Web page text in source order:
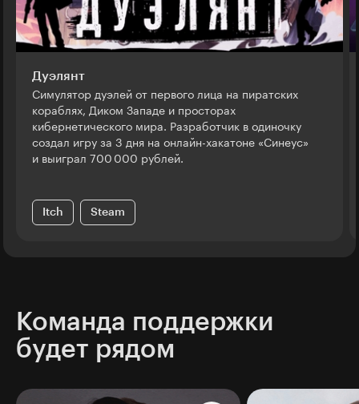
Дуэлянт
Симулятор дуэлей от первого лица на пиратских
кораблях, Диком Западе и просторах
кибернетического мира. Разработчик в одиночку
создал игру за 3 дня на онлайн-хакатоне «Синеус»
и выиграл 700 000 рублей.
Itch Steam
Команда поддержки
будет рядом